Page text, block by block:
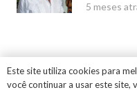
5 meses
© Gerardo
Este site utiliza cookies para
você continuar a usar este site,